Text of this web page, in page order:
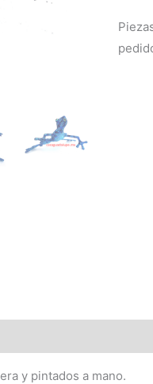
y pintados a mano.